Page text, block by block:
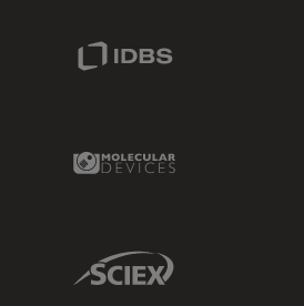
Molecular Devices Link
Sciex Link